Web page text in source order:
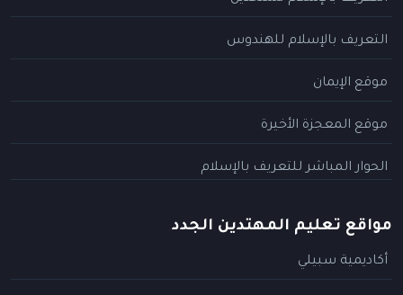
التعريف بالإسلام للهندوس
موقع الإيمان
موقع المعجزة الأخيرة
الحوار المباشر للتعريف بالإسلام
مواقع تعليم المهتدين الجدد
أكاديمية سبيلي